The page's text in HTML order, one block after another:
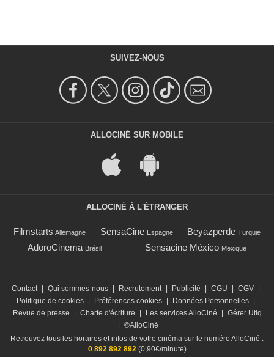
SUIVEZ-NOUS
ALLOCINÉ SUR MOBILE
ALLOCINÉ À L'ÉTRANGER
Filmstarts Allemagne SensaCine Espagne Beyazperde Turquie
AdoroCinema Brésil Sensacine México Mexique
Contact Qui sommes-nous Recrutement Publicité CGU CGV
Politique de cookies
Préférences cookies Données Personnelles
Revue de presse
Charte d'écriture Les services AlloCiné
Gérer Utiq
©AlloCiné
Retrouvez tous les horaires et infos de votre cinéma sur le numéro AlloCiné :
0 892 892 892(0,90€/minute)